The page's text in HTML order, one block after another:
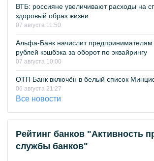
ВТБ: россияне увеличивают расходы на
здоровый образ жизни
07 августа 11:50
Альфа-Банк начислит
рублей кэшбэка за оборот по эквайрингу
07 августа 10:00
ОТП Банк включён в белый список
06 августа 21:27
Все новости
Рейтинг банков "Активность
службы банков"